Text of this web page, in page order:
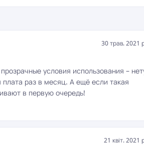
30 трав. 2021
условия использования –
плата раз в месяц. А ещё если такая
в первую очередь!
21 квіт. 2021